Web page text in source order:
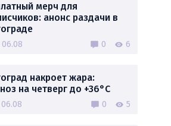
мерч для
анонс раздачи в
06.08 0 6
накроет жара:
на четверг до +36°C
0 5